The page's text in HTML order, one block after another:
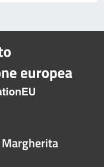
Margherita